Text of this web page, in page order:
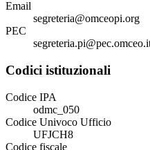
Email
segreteria@omceopi.org
PEC
Codici istituzionali
Codice IPA
odmc_050
Codice Univoco Ufficio
UFJCH8
Codice fiscale